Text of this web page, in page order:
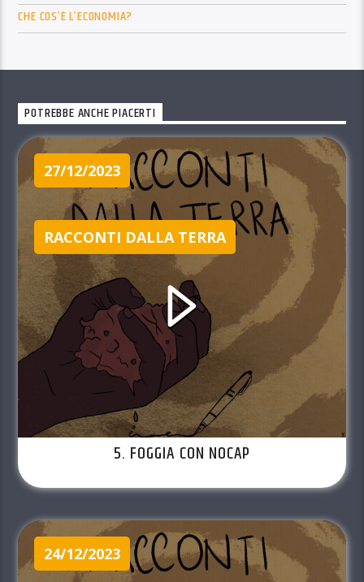
CHE COS’È L’ECONOMIA?
POTREBBE ANCHE PIACERTI
27/12/2023
RACCONTI DALLA TERRA
5. FOGGIA CON NOCAP
24/12/2023